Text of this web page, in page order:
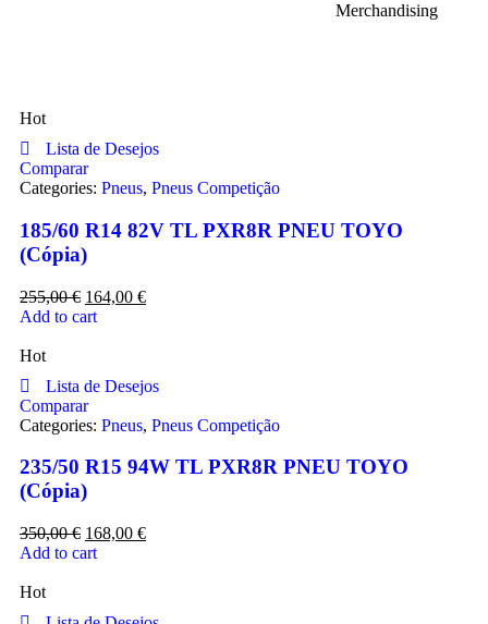
Merchandising
Hot
Lista de Desejos
Comparar
Categories: Pneus, Pneus Competição
185/60 R14 82V TL PXR8R PNEU TOYO
(Cópia)
255,00€ 164,00 €
Add to cart
Hot
Lista de Desejos
Comparar
Categories: Pneus, Pneus Competição
235/50 R15 94W TL PXR8R PNEU TOYO
(Cópia)
350,00€ 168,00 €
Add to cart
Hot